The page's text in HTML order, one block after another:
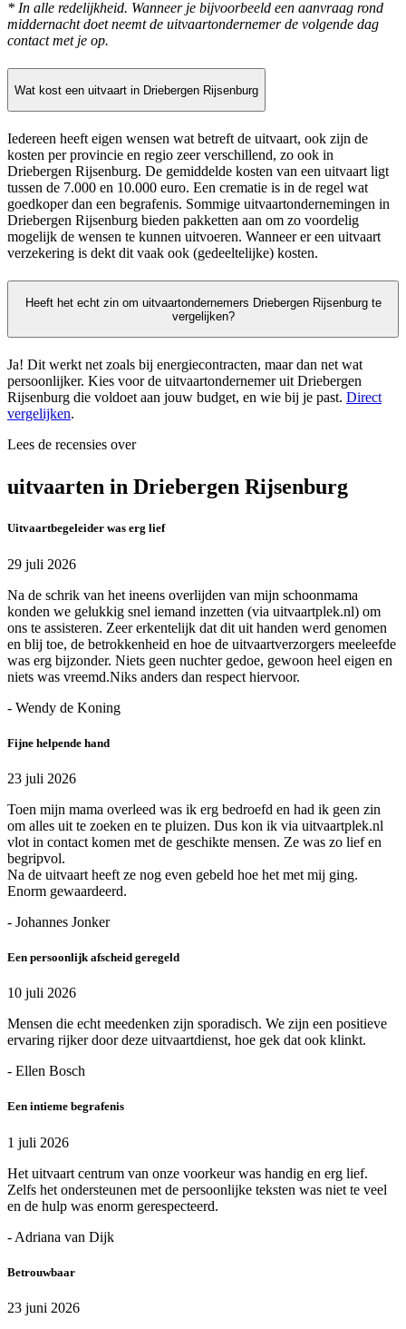
* In alle redelijkheid. Wanneer je bijvoorbeeld een aanvraag rond
middernacht doet neemt de uitvaartondernemer de volgende dag
contact met je op.
Wat kost een uitvaart in Driebergen Rijsenburg
Iedereen heeft eigen wensen wat betreft de uitvaart, ook zijn de
kosten per provincie en regio zeer verschillend, zo ook in
Driebergen Rijsenburg. De gemiddelde kosten van een uitvaart ligt
tussen de 7.000 en 10.000 euro. Een crematie is in de regel wat
goedkoper dan een begrafenis. Sommige uitvaartondernemingen in
Driebergen Rijsenburg bieden pakketten aan om zo voordelig
mogelijk de wensen te kunnen uitvoeren. Wanneer er een uitvaart
verzekering is dekt dit vaak ook (gedeeltelijke) kosten.
Heeft het echt zin om uitvaartondernemers Driebergen Rijsenburg te
vergelijken?
Ja! Dit werkt net zoals bij energiecontracten, maar dan net wat
persoonlijker. Kies voor de uitvaartondernemer uit Driebergen
Rijsenburg die voldoet aan jouw budget, en wie bij je past. Direct
vergelijken.
Lees de recensies over
uitvaarten in Driebergen Rijsenburg
Uitvaartbegeleider was erg lief
29 juli 2026
Na de schrik van het ineens overlijden van mijn schoonmama
konden we gelukkig snel iemand inzetten (via uitvaartplek.nl) om
ons te assisteren. Zeer erkentelijk dat dit uit handen werd genomen
en blij toe, de betrokkenheid en hoe de uitvaartverzorgers meeleefde
was erg bijzonder. Niets geen nuchter gedoe, gewoon heel eigen en
niets was vreemd.Niks anders dan respect hiervoor.
- Wendy de Koning
Fijne helpende hand
23 juli 2026
Toen mijn mama overleed was ik erg bedroefd en had ik geen zin
om alles uit te zoeken en te pluizen. Dus kon ik via uitvaartplek.nl
vlot in contact komen met de geschikte mensen. Ze was zo lief en
begripvol.
Na de uitvaart heeft ze nog even gebeld hoe het met mij ging.
Enorm gewaardeerd.
- Johannes Jonker
Een persoonlijk afscheid geregeld
10 juli 2026
Mensen die echt meedenken zijn sporadisch. We zijn een positieve
ervaring rijker door deze uitvaartdienst, hoe gek dat ook klinkt.
- Ellen Bosch
Een intieme begrafenis
1 juli 2026
Het uitvaart centrum van onze voorkeur was handig en erg lief.
Zelfs het ondersteunen met de persoonlijke teksten was niet te veel
en de hulp was enorm gerespecteerd.
- Adriana van Dijk
Betrouwbaar
23 juni 2026